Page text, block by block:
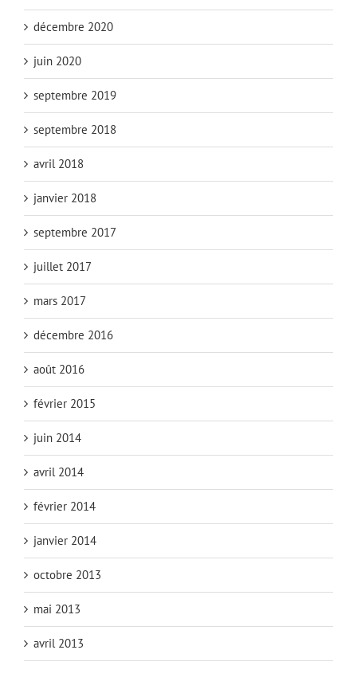
décembre 2020
juin 2020
septembre 2019
septembre 2018
avril 2018
janvier 2018
septembre 2017
juillet 2017
mars 2017
décembre 2016
août 2016
février 2015
juin 2014
avril 2014
février 2014
janvier 2014
octobre 2013
mai 2013
avril 2013